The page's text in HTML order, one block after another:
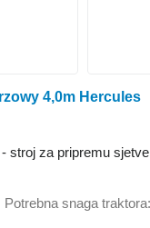
4,0m Hercules
stroj za pripremu sjetve
Potrebna snaga traktora